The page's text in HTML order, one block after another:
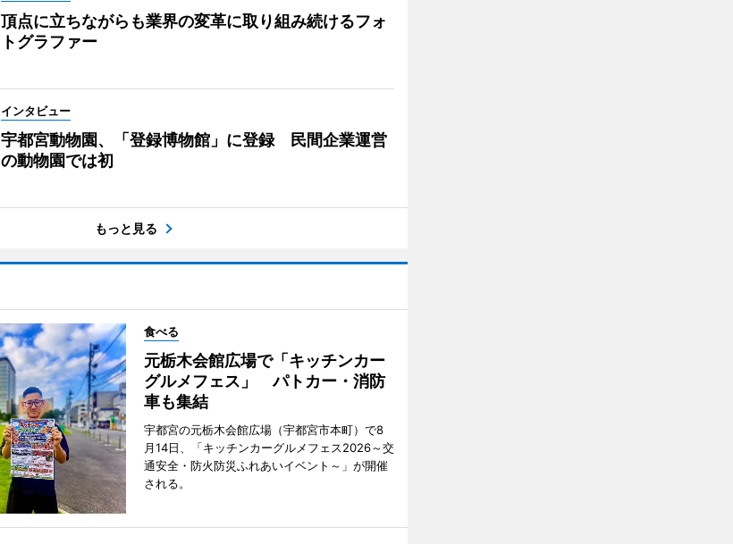
頂点に立ちながらも業界の変革に取り組み続けるフォ
トグラファー
インタビュー
宇都宮動物園、「登録博物館」に登録 民間企業運営
の動物園では初
もっと見る
食べる
元栃木会館広場で「キッチンカー
グルメフェス」 パトカー・消防
車も集結
宇都宮の元栃木会館広場（宇都宮市本町）で8
月14日、「キッチンカーグルメフェス2026～交
通安全・防火防災ふれあいイベント～」が開催
される。